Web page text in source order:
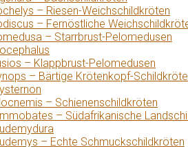
– Riesen-Weichschildkröten
– Fernöstliche
– Starrbrust-Pelomedusen
– Klappbrust-Pelomedusen
– Bärtige Krötenkopf-
– Schienenschildkröten
– Südafrikanische
– Echte Schmuckschildkröten